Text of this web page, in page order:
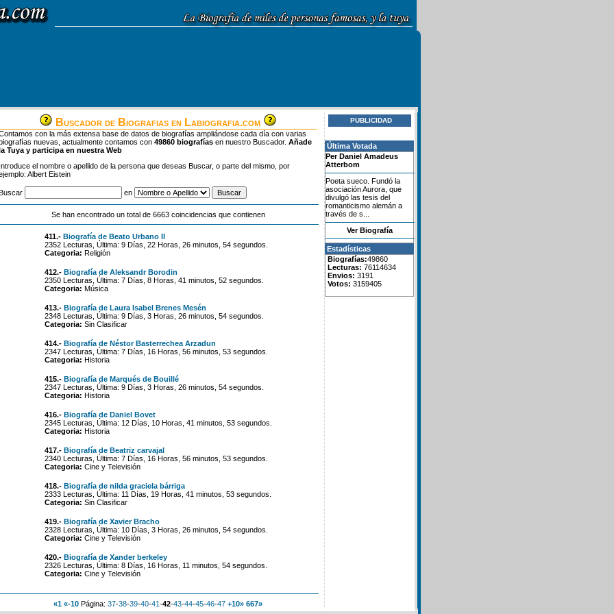
Buscador de Biografias en Labiografia.com
con la más extensa base de datos de biografías ampliándose cada día con varias
nuevas, actualmente contamos con 49860 biografías en nuestro Buscador. Añade
Tuya y participa en nuestra Web
Introduce el nombre o apellido de la persona que deseas Buscar, o parte del mismo, por
Albert Eistein
en
Se han encontrado un total de 6663 coincidencias que contienen
411.- Biografía de Beato Urbano II
2352 Lecturas, Última: 9 Días, 22 Horas, 26 minutos, 54 segundos.
Categoria: Religión
412.- Biografía de Aleksandr Borodin
2350 Lecturas, Última: 7 Días, 8 Horas, 41 minutos, 52 segundos.
Categoria: Música
413.- Biografía de Laura Isabel Brenes Mesén
2348 Lecturas, Última: 9 Días, 3 Horas, 26 minutos, 54 segundos.
Categoria: Sin Clasificar
414.- Biografía de Néstor Basterrechea Arzadun
2347 Lecturas, Última: 7 Días, 16 Horas, 56 minutos, 53 segundos.
Categoria: Historia
415.- Biografía de Marqués de Bouillé
2347 Lecturas, Última: 9 Días, 3 Horas, 26 minutos, 54 segundos.
Categoria: Historia
416.- Biografía de Daniel Bovet
2345 Lecturas, Última: 12 Días, 10 Horas, 41 minutos, 53 segundos.
Categoria: Historia
417.- Biografía de Beatriz carvajal
2340 Lecturas, Última: 7 Días, 16 Horas, 56 minutos, 53 segundos.
Categoria: Cine y Televisión
418.- Biografía de nilda graciela bárriga
2333 Lecturas, Última: 11 Días, 19 Horas, 41 minutos, 53 segundos.
Categoria: Sin Clasificar
419.- Biografía de Xavier Bracho
2328 Lecturas, Última: 10 Días, 3 Horas, 26 minutos, 54 segundos.
Categoria: Cine y Televisión
420.- Biografía de Xander berkeley
2326 Lecturas, Última: 8 Días, 16 Horas, 11 minutos, 54 segundos.
Categoria: Cine y Televisión
«1 «-10 Página: 37-38-39-40-41-42-43-44-45-46-47 +10» 667»
PUBLICIDAD
Última Votada
Per Daniel Amadeus
Atterbom
Poeta sueco. Fundó la
asociación Aurora, que
divulgó las tesis del
romanticismo alemán a
través de s...
Ver Biografía
Estadísticas
Biografías:49860
Lecturas: 76114634
Envios: 3191
Votos: 3159405